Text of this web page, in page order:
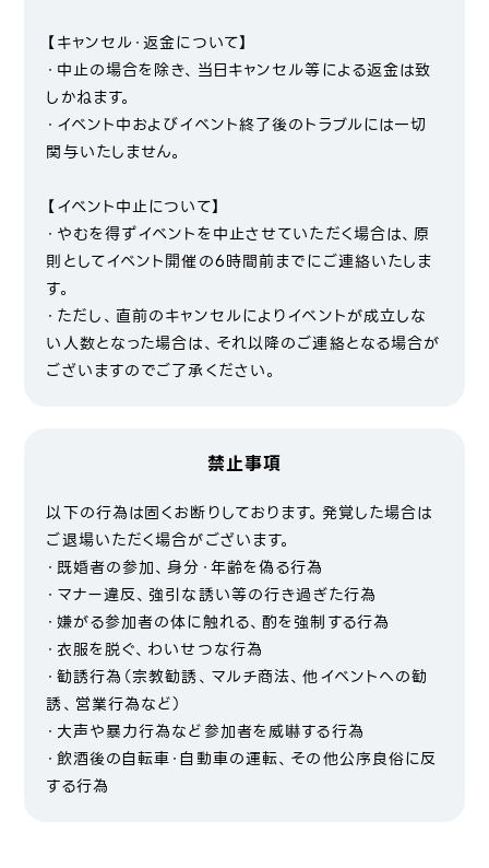
【キャンセル・返金について】
・中止の場合を除き、当日キャンセル等による返金は致
しかねます。
・イベント中およびイベント終了後のトラブルには一切
関与いたしません。
【イベント中止について】
・やむを得ずイベントを中止させていただく場合は、原
則としてイベント開催の6時間前までにご連絡いたしま
す。
・ただし、直前のキャンセルによりイベントが成立しな
い人数となった場合は、それ以降のご連絡となる場合が
ございますのでご了承ください。
禁止事項
以下の行為は固くお断りしております。発覚した場合は
ご退場いただく場合がございます。
・既婚者の参加、身分・年齢を偽る行為
・マナー違反、強引な誘い等の行き過ぎた行為
・嫌がる参加者の体に触れる、酌を強制する行為
・衣服を脱ぐ、わいせつな行為
・勧誘行為（宗教勧誘、マルチ商法、他イベントへの勧
誘、営業行為など）
・大声や暴力行為など参加者を威嚇する行為
・飲酒後の自転車・自動車の運転、その他公序良俗に反
する行為